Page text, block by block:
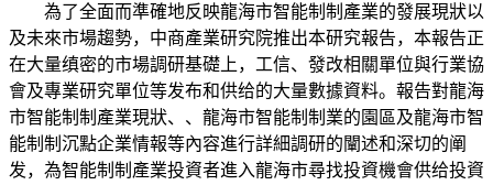
為了全面而準確地反映龍海市智能制制產業的發展現狀以
及未來市場趨勢，中商產業研究院推出本研究報告，本報告正
在大量缜密的市場調研基礎上，工信、發改相關單位與行業協
會及專業研究單位等发布和供给的大量數據資料。報告對龍海
市智能制制產業現狀、、龍海市智能制制業的園區及龍海市智
能制制沉點企業情報等內容進行詳細調研的闡述和深切的阐
发，為智能制制產業投資者進入龍海市尋找投資機會供给投資